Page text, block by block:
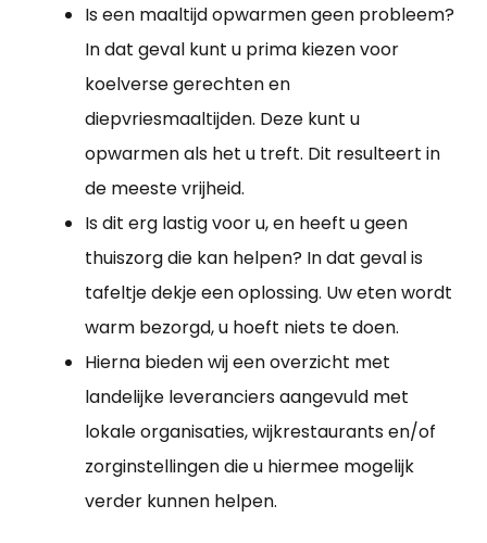
Is een maaltijd opwarmen geen probleem?
In dat geval kunt u prima kiezen voor
koelverse gerechten en
diepvriesmaaltijden. Deze kunt u
opwarmen als het u treft. Dit resulteert in
de meeste vrijheid.
Is dit erg lastig voor u, en heeft u geen
thuiszorg die kan helpen? In dat geval is
tafeltje dekje een oplossing. Uw eten wordt
warm bezorgd, u hoeft niets te doen.
Hierna bieden wij een overzicht met
landelijke leveranciers aangevuld met
lokale organisaties, wijkrestaurants en/of
zorginstellingen die u hiermee mogelijk
verder kunnen helpen.